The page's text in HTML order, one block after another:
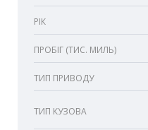
РІК
ПРОБІГ (ТИС. МИЛЬ)
ТИП ПРИВОДУ
ТИП КУЗОВА